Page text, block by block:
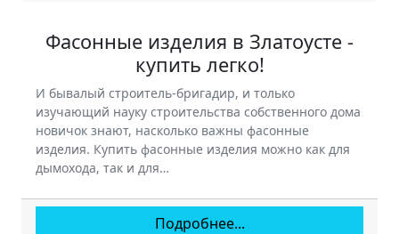
Фасонные изделия в Златоусте -
купить легко!
И бывалый строитель-бригадир, и только
изучающий науку строительства собственного дома
новичок знают, насколько важны фасонные
изделия. Купить фасонные изделия можно как для
дымохода, так и для…
Подробнее...